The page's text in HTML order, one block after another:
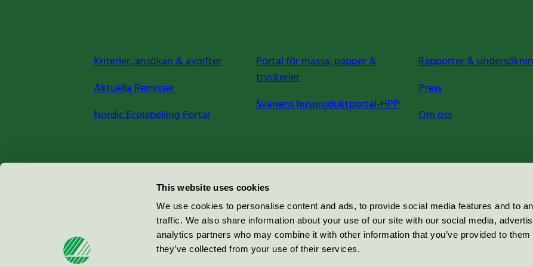
This website uses cookies
We use cookies to personalise content and ads, to provide social media features and to
traffic. We also share information about your use of our site with our social media,
analytics partners who may combine it with other information that you’ve provided to them
they’ve collected from your use of their services.
Kriterier, ansökan & avgifter
Aktuella Remisser
Nordic Ecolabelling Portal
Portal för massa, papper &
tryckerier
Svanens husproduktportal-HPP
Rapporter &
Press
Om oss
Miljömärkning Sverige AB
100 64